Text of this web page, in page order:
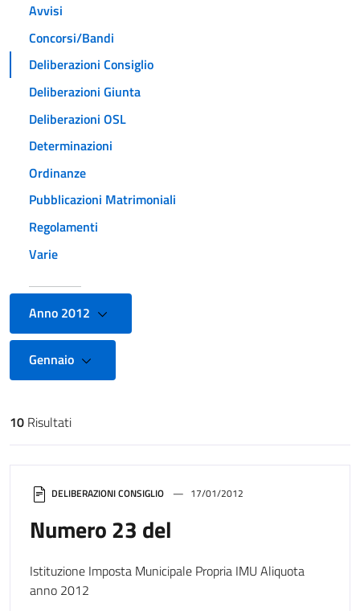
Avvisi
Concorsi/Bandi
Deliberazioni Consiglio
Deliberazioni Giunta
Deliberazioni OSL
Determinazioni
Ordinanze
Pubblicazioni Matrimoniali
Regolamenti
Varie
Anno 2012
Gennaio
Risultati di ricerca
10 Risultati
DELIBERAZIONI CONSIGLIO 17/01/2012
Numero 23 del
Istituzione Imposta Municipale Propria IMU Aliquota
anno 2012